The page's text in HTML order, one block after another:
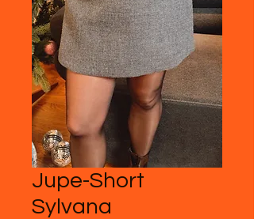
Jupe-Short
Sylvana